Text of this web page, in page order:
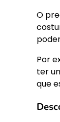
O
Por
ter
que